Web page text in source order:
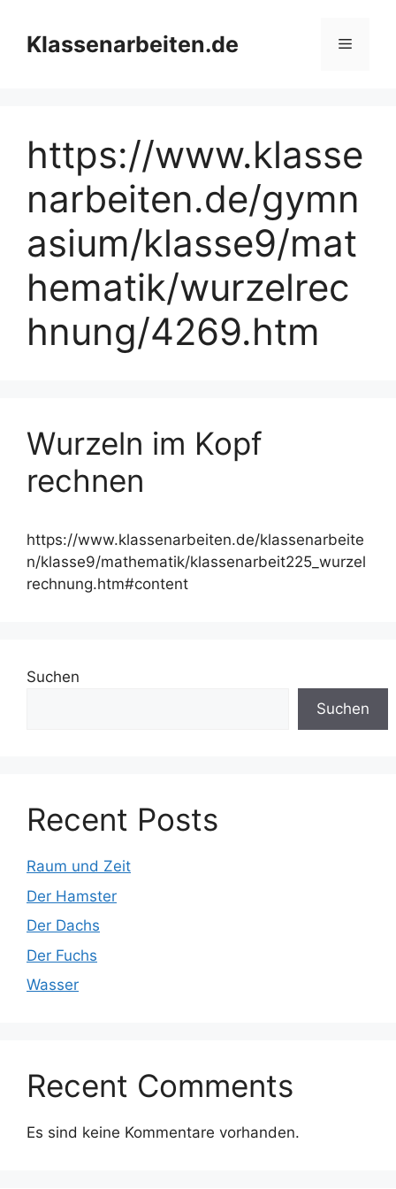
Inhalt
springenKlassenarbeiten.de Menü
https://www.klasse
narbeiten.de/gymn
asium/klasse9/mat
hematik/wurzelrec
hnung/4269.htm
Wurzeln im Kopf
rechnen
https://www.klassenarbeiten.de/klassenarbeite
n/klasse9/mathematik/klassenarbeit225_wurzel
rechnung.htm#content
Suchen
Suchen
Recent Posts
Raum und Zeit
Der Hamster
Der Dachs
Der Fuchs
Wasser
Recent Comments
Es sind keine Kommentare vorhanden.